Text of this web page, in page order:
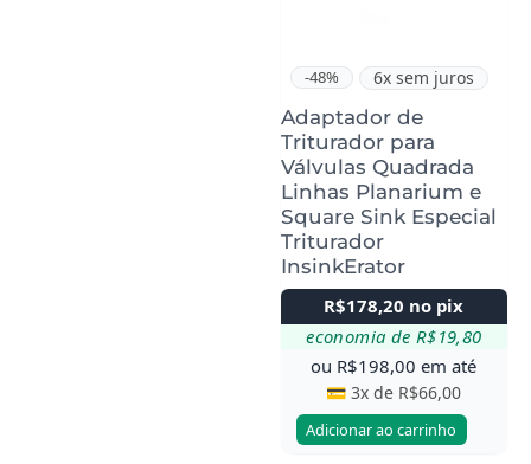
-48% 6x sem juros
Adaptador de
Triturador para
Válvulas Quadrada
Linhas Planarium e
Square Sink Especial
Triturador
InsinkErator
R$178,20 no pix
economia de R$19,80
ou R$198,00 em até
💳 3x de R$66,00
Adicionar ao carrinho